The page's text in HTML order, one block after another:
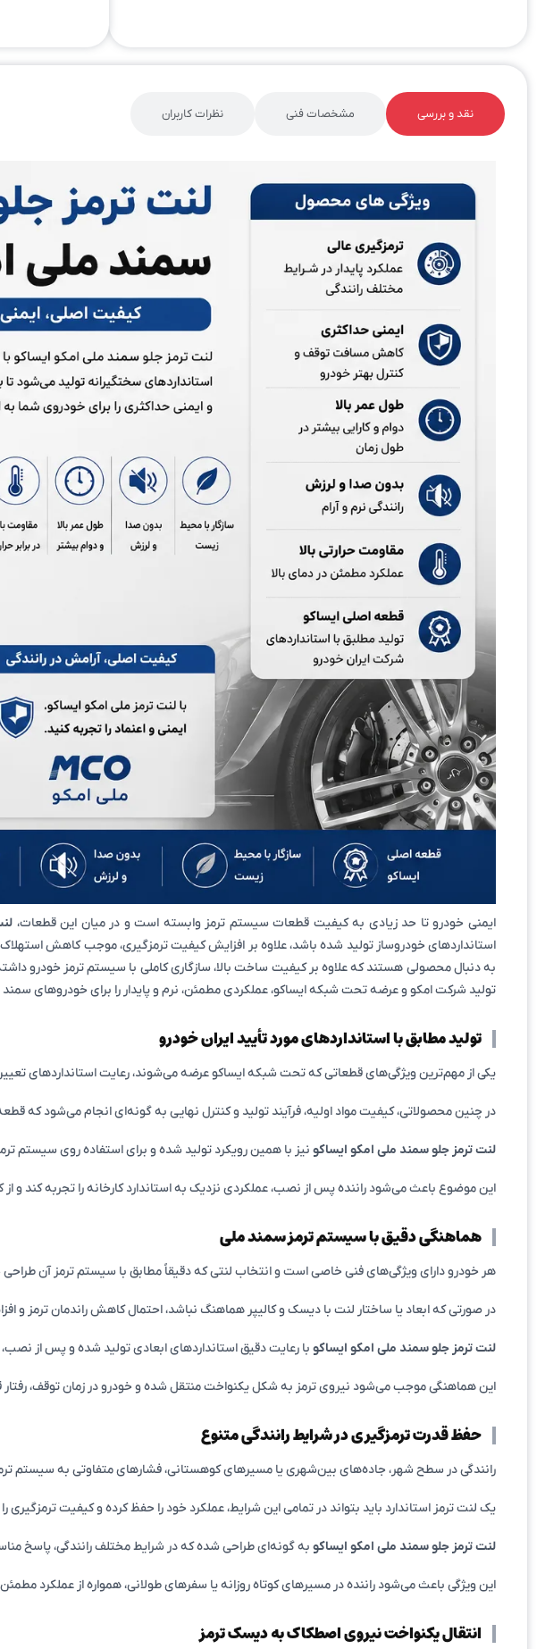
نقد و بررسی مشخصات فنی نظرات کاربران
ایمنی خودرو تا حد زیادی به کیفیت قطعات سیستم ترمز وابسته است و در میان این قطعات،
استانداردهای خودروساز تولید شده باشد، علاوه بر افزایش کیفیت ترمزگیری، موجب کاهش
به دنبال محصولی هستند که علاوه بر کیفیت ساخت بالا، سازگاری کاملی با سیستم ترمز خودرو
تولید شرکت امکو و عرضه تحت شبکه ایساکو، عملکردی مطمئن، نرم و پایدار را برای خودروهای
تولید مطابق با استانداردهای مورد تأیید ایران خودرو
یکی از مهم‌ترین ویژگی‌های قطعاتی که تحت شبکه ایساکو عرضه می‌شوند، رعایت استانداردهای
در چنین محصولاتی، کیفیت مواد اولیه، فرآیند تولید و کنترل نهایی به گونه‌ای انجام می‌شود که
لنت ترمز جلو سمند ملی امکو ایساکو نیز با همین رویکرد تولید شده و برای استفاده روی سیستم
این موضوع باعث می‌شود راننده پس از نصب، عملکردی نزدیک به استاندارد کارخانه را تجربه کند و
هماهنگی دقیق با سیستم ترمز سمند ملی
هر خودرو دارای ویژگی‌های فنی خاصی است و انتخاب لنتی که دقیقاً مطابق با سیستم ترمز آن طراحی
در صورتی که ابعاد یا ساختار لنت با دیسک و کالیپر هماهنگ نباشد، احتمال کاهش راندمان ترمز
لنت ترمز جلو سمند ملی امکو ایساکو با رعایت دقیق استانداردهای ابعادی تولید شده و پس از
این هماهنگی موجب می‌شود نیروی ترمز به شکل یکنواخت منتقل شده و خودرو در زمان توقف،
حفظ قدرت ترمزگیری در شرایط رانندگی متنوع
رانندگی در سطح شهر، جاده‌های بین‌شهری یا مسیرهای کوهستانی، فشارهای متفاوتی به سیستم
یک لنت ترمز استاندارد باید بتواند در تمامی این شرایط، عملکرد خود را حفظ کرده و کیفیت
لنت ترمز جلو سمند ملی امکو ایساکو به گونه‌ای طراحی شده که در شرایط مختلف رانندگی، پاسخ
این ویژگی باعث می‌شود راننده در مسیرهای کوتاه روزانه یا سفرهای طولانی، همواره از عملکرد
انتقال یکنواخت نیروی اصطکاک به دیسک ترمز